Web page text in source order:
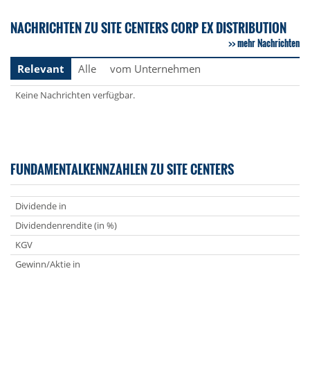
NACHRICHTEN ZU SITE CENTERS CORP EX DISTRIBUTION
mehr Nachrichten
Relevant
Alle vom Unternehmen
Keine Nachrichten verfügbar.
FUNDAMENTALKENNZAHLEN ZU SITE CENTERS
Dividende in
Dividendenrendite (in %)
KGV
Gewinn/Aktie in